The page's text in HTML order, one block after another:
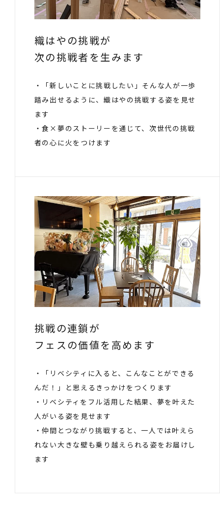
織はやの挑戦が
次の挑戦者を生みます
・「新しいことに挑戦したい」そんな人が一歩
踏み出せるように、織はやの挑戦する姿を見せ
ます
・食×夢のストーリーを通じて、次世代の挑戦
者の心に火をつけます
挑戦の連鎖が
フェスの価値を高めます
・「リベシティに入ると、こんなことができる
んだ！」と思えるきっかけをつくります
・リベシティをフル活用した結果、夢を叶えた
人がいる姿を見せます
・仲間とつながり挑戦すると、一人では叶えら
れない大きな壁も乗り越えられる姿をお届けし
ます